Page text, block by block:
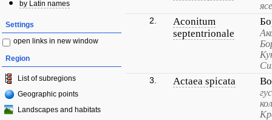
by Latin names
Settings
open links in new window
Region
List of subregions
Geographic points
Landscapes and habitats
2.
Aconitum
septentrionale
3. Actaea spicata